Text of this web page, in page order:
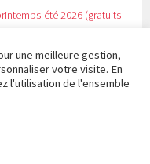
été 2026 (gratuits
Agatha tendance
bien débuter en
une meilleure gestion,
votre visite. En
l'utilisation de l'ensemble